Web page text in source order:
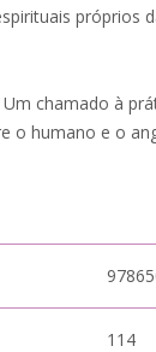
próprios
chamado à
o humano e o
114